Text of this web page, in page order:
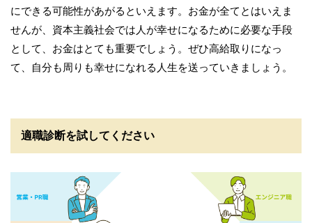
にできる可能性があがるといえます。お金が全てとはいえま
せんが、資本主義社会では人が幸せになるために必要な手段
として、お金はとても重要でしょう。ぜひ高給取りになっ
て、自分も周りも幸せになれる人生を送っていきましょう。
適職診断を試してください